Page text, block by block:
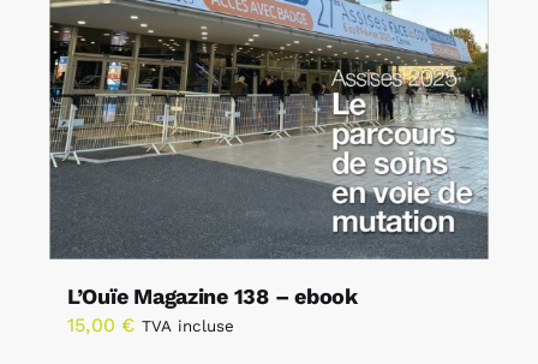
L’Ouïe Magazine 138 – ebook
15,00 € TVA incluse